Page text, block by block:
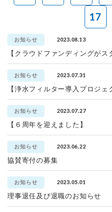
17
お知らせ 2023.08.13
【クラウドファンディングがス
お知らせ 2023.07.31
【浄水フィルター導入プロジェ
お知らせ 2023.07.27
【６周年を迎えました】
お知らせ 2023.06.22
協賛寄付の募集
お知らせ 2023.05.01
理事退任及び退職のお知らせ